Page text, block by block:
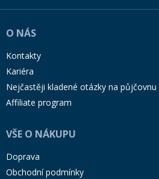
O NÁS
Kontakty
Kariéra
Nejčastěji kladené otázky na
Affiliate program
VŠE O NÁKUPU
Doprava
Obchodní podmínky